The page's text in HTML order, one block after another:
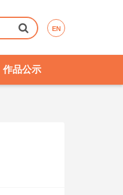
EN
作品公示